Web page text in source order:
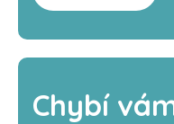
Chybí